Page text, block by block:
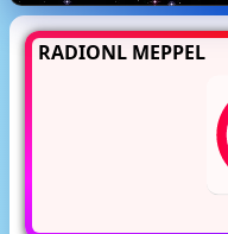
RADIONL MEPPEL